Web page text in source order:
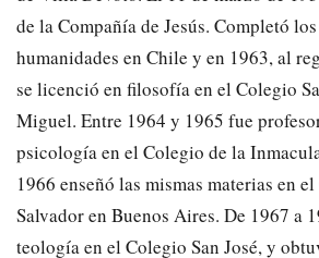
de la Compañía de Jesús. Completó
humanidades en Chile y en 1963, al
se licenció en filosofía en el Colegio
Miguel. Entre 1964 y 1965 fue
psicología en el Colegio de la
1966 enseñó las mismas materias en
Salvador en Buenos Aires. De 1967 a
teología en el Colegio San José, y